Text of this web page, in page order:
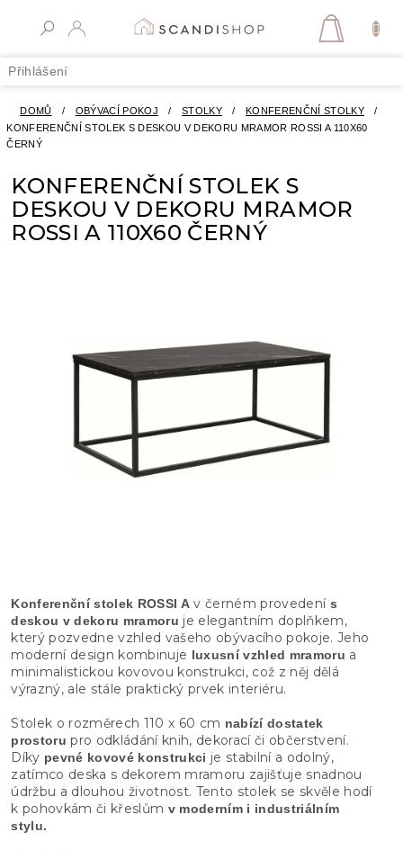
Přihlášení
DOMŮ / OBÝVACÍ POKOJ / STOLKY / KONFERENČNÍ STOLKY
/
KONFERENČNÍ STOLEK S DESKOU V DEKORU MRAMOR ROSSI A 110X60
ČERNÝ
KONFERENČNÍ STOLEK S
DESKOU V DEKORU MRAMOR
ROSSI A 110X60 ČERNÝ
Konferenční stolek ROSSI Av černém provedení s
deskou v dekoru mramoru je elegantním doplňkem,
který pozvedne vzhled vašeho obývacího pokoje. Jeho
moderní design kombinuje luxusní vzhled mramoru a
minimalistickou kovovou konstrukci, což z něj dělá
výrazný, ale stále praktický prvek interiéru.
Stolek o rozměrech 110 x 60 cm nabízí dostatek
prostoru pro odkládání knih, dekorací či občerstvení.
Díky pevné kovové konstrukci je stabilní a odolný,
zatímco deska s dekorem mramoru zajišťuje snadnou
údržbu a dlouhou životnost. Tento stolek se skvěle hodí
k pohovkám či křeslům v moderním i industriálním
stylu.